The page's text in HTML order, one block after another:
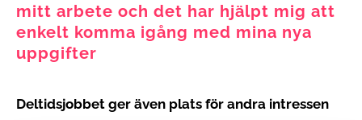
mitt arbete och det har hjälpt mig att
enkelt komma igång med mina nya
uppgifter
Deltidsjobbet ger även plats för andra intressen